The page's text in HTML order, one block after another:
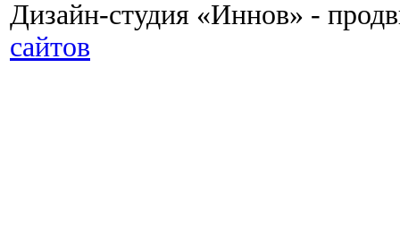
Дизайн-студия «Иннов» -
сайтов